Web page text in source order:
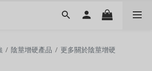
/ 陰莖增硬產品 / 更多關於陰莖增硬